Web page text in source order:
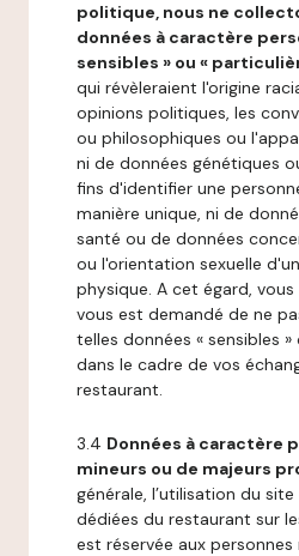
politique, nous ne
données à caractère
sensibles » ou «
qui révèleraient l'origine
opinions politiques, les
ou philosophiques ou
ni de données génétiques
fins d'identifier une
manière unique, ni de
santé ou de données
ou l'orientation sexuelle
physique. A cet égard,
vous est demandé de ne
telles données « sensibles
dans le cadre de vos
restaurant.
3.4 Données à caractère
mineurs ou de majeurs
générale, l’utilisation du
dédiées du restaurant sur
est réservée aux